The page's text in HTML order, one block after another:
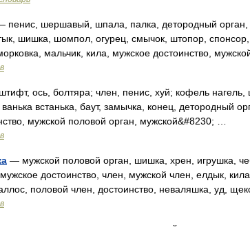
пенис, шершавый, шпала, палка, детородный орган,
шишка, шомпол, огурец, смычок, штопор,
мальчик, кила, мужское достоинство,
ось, болтяра; член, пенис, хуй; кофель нагель,
встанька, баут, замычка, конец, детородный
мужской половой орган, мужской&#8230; …
— мужской половой орган, шишка, хрен, игрушка,
достоинство, член, мужской член, елдык,
половой член, достоинство, неваляшка, уд,